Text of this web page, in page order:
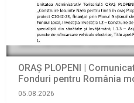
ORAŞ PLOPENI |
Fonduri pentru România
05.08.2026